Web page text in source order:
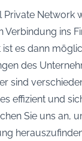
Private Network
Verbindung ins
ist es dann
des
sind
effizient und
Sie uns an,